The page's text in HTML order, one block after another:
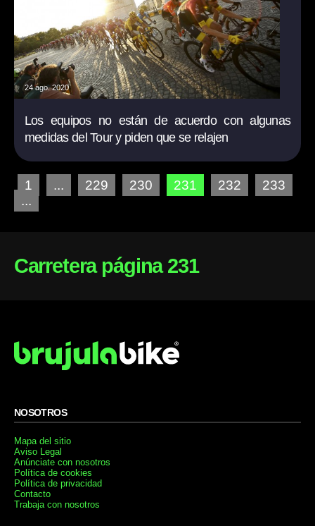
24 ago. 2020
Los equipos no están de acuerdo con algunas
medidas del Tour y piden que se relajen
1 ... 229 230 231 232
233
...
Carretera página 231
NOSOTROS
Mapa del sitio
Aviso Legal
Anúnciate con nosotros
Política de cookies
Política de privacidad
Contacto
Trabaja con nosotros